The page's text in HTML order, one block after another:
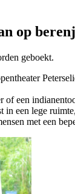
op
geboekt.
of een
in een lege
met een